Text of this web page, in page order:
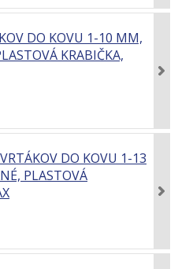
DO KOVU 1-10 MM,
KRABIČKA,
DO KOVU 1-13
PLASTOVÁ